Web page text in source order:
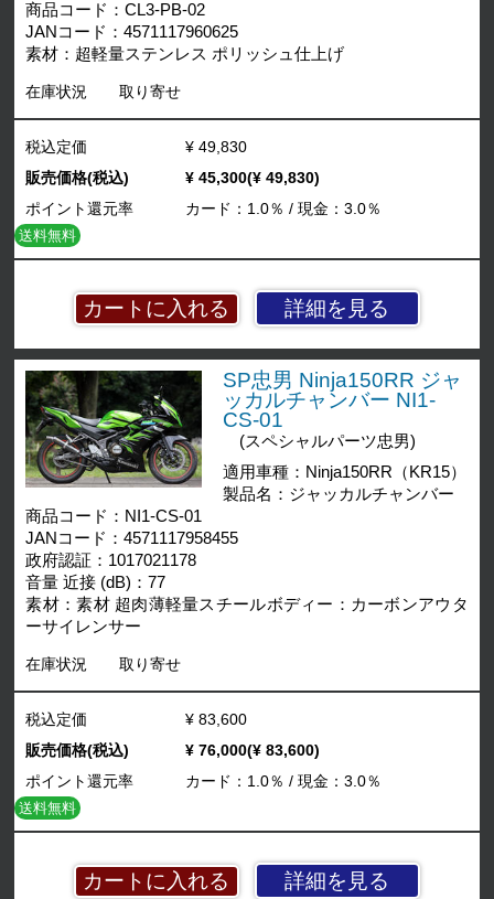
商品コード：CL3-PB-02
JANコード：4571117960625
素材：超軽量ステンレス ポリッシュ仕上げ
在庫状況 取り寄せ
詳細を見る
税込定価
¥ 49,830
販売価格(税込)
¥ 45,300(¥ 49,830)
ポイント還元率
カード：1.0％ / 現金：3.0％
送料無料
SP忠男 Ninja150RR ジャ
ッカルチャンバー NI1-
CS-01
(スペシャルパーツ忠男)
適用車種：Ninja150RR（KR15）
製品名：ジャッカルチャンバー
商品コード：NI1-CS-01
JANコード：4571117958455
政府認証：1017021178
音量 近接 (dB)：77
素材：素材 超肉薄軽量スチールボディー：カーボンアウタ
ーサイレンサー
在庫状況 取り寄せ
詳細を見る
税込定価
¥ 83,600
販売価格(税込)
¥ 76,000(¥ 83,600)
ポイント還元率
カード：1.0％ / 現金：3.0％
送料無料